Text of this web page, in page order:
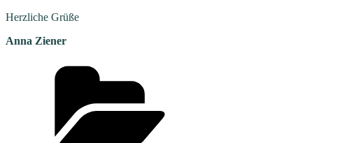
Herzliche Grüße
Anna Ziener